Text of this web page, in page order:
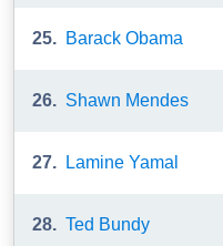
25. Barack Obama
26. Shawn Mendes
27. Lamine Yamal
28. Ted Bundy